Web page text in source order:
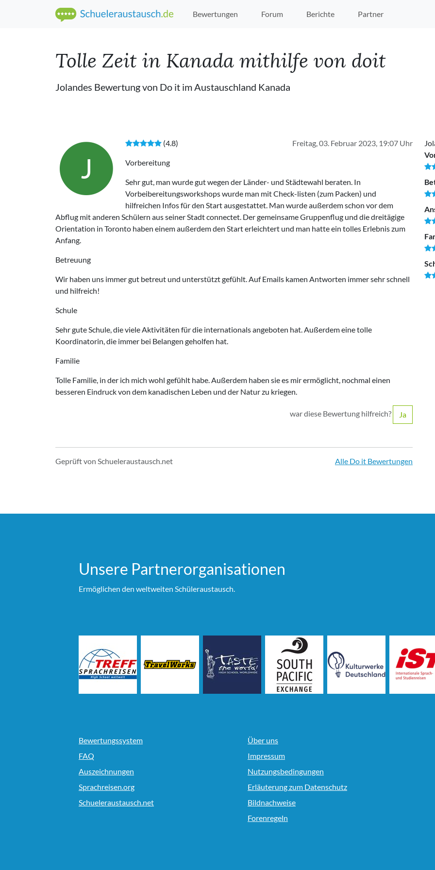
Bewertungen Forum Berichte Partner
Tolle Zeit in Kanada mithilfe von doit
Jolandes Bewertung von Do it im Austauschland Kanada
J
Freitag, 03. Februar 2023, 19:07 Uhr
(4.8)
Vorbereitung
Sehr gut, man wurde gut wegen der Länder- und Städtewahl beraten. In
Vorbeibereitungsworkshops wurde man mit Check-listen (zum Packen) und
hilfreichen Infos für den Start ausgestattet. Man wurde außerdem schon vor dem
Abflug mit anderen Schülern aus seiner Stadt connectet. Der gemeinsame Gruppenflug und die dreitägige
Orientation in Toronto haben einem außerdem den Start erleichtert und man hatte ein tolles Erlebnis zum
Anfang.
Betreuung
Wir haben uns immer gut betreut und unterstützt gefühlt. Auf Emails kamen Antworten immer sehr schnell
und hilfreich!
Schule
Sehr gute Schule, die viele Aktivitäten für die internationals angeboten hat. Außerdem eine tolle
Koordinatorin, die immer bei Belangen geholfen hat.
Familie
Tolle Familie, in der ich mich wohl gefühlt habe. Außerdem haben sie es mir ermöglicht, nochmal einen
besseren Eindruck von dem kanadischen Leben und der Natur zu kriegen.
war diese Bewertung hilfreich? Ja
Geprüft von Schueleraustausch.net Alle Do it Bewertungen
Unsere Partner­organi­sationen
Ermöglichen den weltweiten Schüleraustausch.
Bewertungssystem
FAQ
Auszeichnungen
Sprachreisen.org
Schueleraustausch.net
Über uns
Impressum
Nutzungsbedingungen
Erläuterung zum Datenschutz
Bildnachweise
Forenregeln